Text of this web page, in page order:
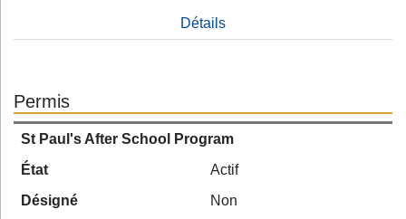
Détails
Permis
St Paul's After School Program
État
Actif
Désigné
Non